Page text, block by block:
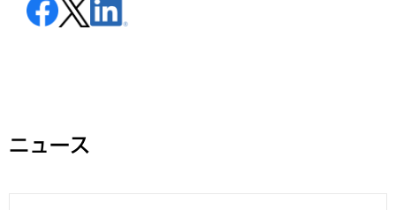
ニュース